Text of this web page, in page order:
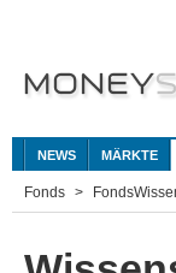
NEWS MÄRKTE
Fonds